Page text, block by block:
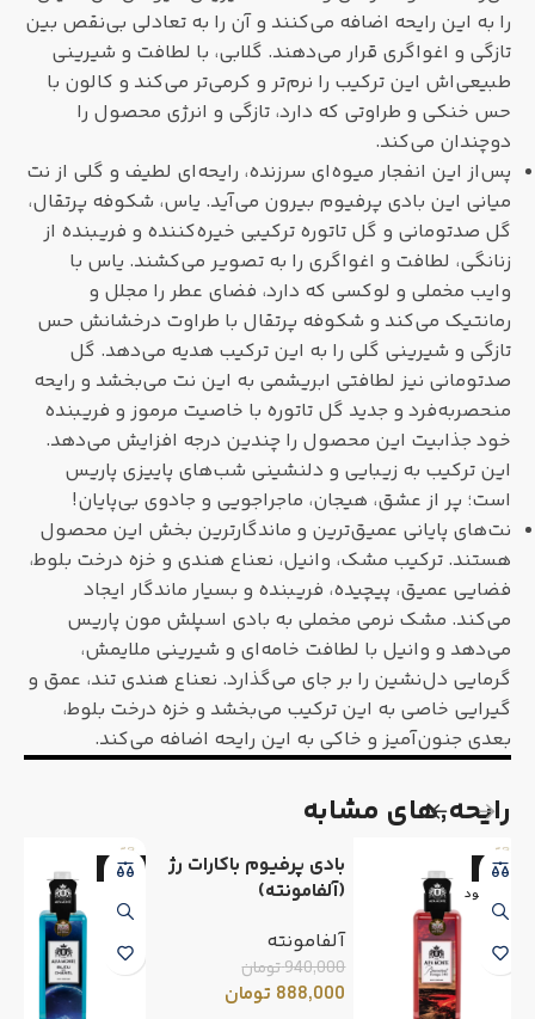
را به این رایحه اضافه می‌کنند و آن را به تعادلی بی‌نقص بین
تازگی و اغواگری قرار می‌دهند. گلابی، با لطافت و شیرینی
طبیعی‌اش این ترکیب را نرم‌تر و کرمی‌تر می‌کند و کالون با
حس خنکی و طراوتی که دارد، تازگی و انرژی محصول را
دوچندان می‌کند.
پس‌از این انفجار میوه‌ای سرزنده، رایحه‌ای لطیف و گلی از نت
میانی این بادی پرفیوم بیرون می‌آید. یاس، شکوفه پرتقال،
گل صدتومانی و گل تاتوره ترکیبی خیره‌کننده و فریبنده از
زنانگی، لطافت و اغواگری را به تصویر می‌کشند. یاس با
وایب مخملی و لوکسی که دارد، فضای عطر را مجلل و
رمانتیک می‌کند و شکوفه‌ پرتقال با طراوت درخشانش حس
تازگی و شیرینی گلی را به این ترکیب هدیه می‌دهد. گل
صدتومانی نیز لطافتی ابریشمی به این نت می‌بخشد و رایحه
منحصربه‌فرد و جدید گل تاتوره با خاصیت مرموز و فریبنده‌
خود جذابیت این محصول را چندین درجه افزایش می‌دهد.
این ترکیب به زیبایی و دلنشینی شب‌های پاییزی پاریس
است؛ پر از عشق، هیجان، ماجراجویی و جادوی بی‌پایان!
نت‌های پایانی عمیق‌ترین و ماندگارترین بخش این محصول
هستند. ترکیب مشک، وانیل، نعناع هندی و خزه‌ درخت بلوط،
فضایی عمیق، پیچیده، فریبنده و بسیار ماندگار ایجاد
می‌کند. مشک نرمی مخملی به بادی اسپلش مون پاریس
می‌دهد و وانیل با لطافت خامه‌ای و شیرینی ملایمش،
گرمایی دل‌نشین را بر جای می‌گذارد. نعناع هندی تند، عمق و
گیرایی خاصی به این ترکیب می‌بخشد و خزه‌ درخت بلوط،
بعدی جنون‌آمیز و خاکی به این رایحه اضافه می‌کند.
رایحه٬های مشابه
-6%
ناموجود
بادی پرفیوم باکارات رژ
(آلفامونته)
آلفامونته
940,000تومان
888,000 تومان
-6%